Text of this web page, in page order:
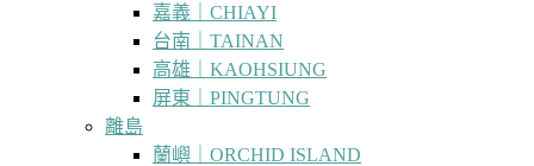
嘉義｜CHIAYI
台南｜TAINAN
高雄｜KAOHSIUNG
屏東｜PINGTUNG
離島
蘭嶼｜ORCHID ISLAND